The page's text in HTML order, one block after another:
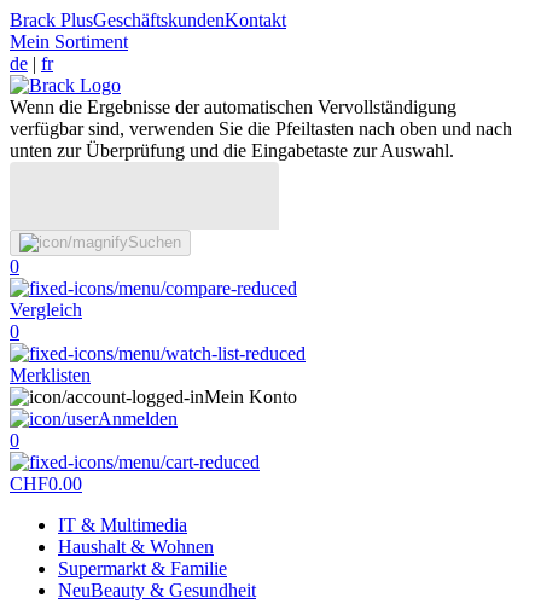
Brack PlusGeschäftskundenKontakt
Mein Sortiment
de | fr
Wenn die Ergebnisse der automatischen Vervollständigung
verfügbar sind, verwenden Sie die Pfeiltasten nach oben und nach
unten zur Überprüfung und die Eingabetaste zur Auswahl.
Suchen
0
Vergleich
0
Merklisten
Mein Konto
Anmelden
0
CHF0.00
IT & Multimedia
Haushalt & Wohnen
Supermarkt & Familie
NeuBeauty & Gesundheit